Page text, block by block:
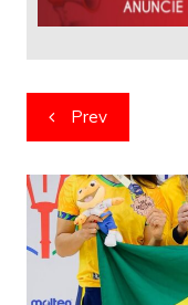
Navegação
de
artigos
Prev